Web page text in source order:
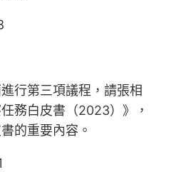
行第三項議程，請張相
務白皮書（2023）》，
的重要內容。